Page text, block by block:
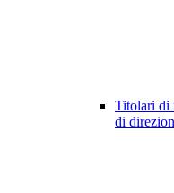
Titolari di
di